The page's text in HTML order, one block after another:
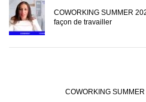
COWORKING SUMMER
façon de travailler
COWORKING